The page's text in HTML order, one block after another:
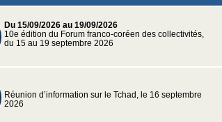
Du 15/09/2026 au 19/09/2026
10e édition du Forum franco-coréen des collectivités,
du 15 au 19 septembre 2026
Réunion d’information sur le Tchad, le 16 septembre
2026